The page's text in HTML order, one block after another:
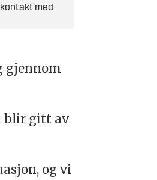
med
gjennom
blir gitt av
og vi